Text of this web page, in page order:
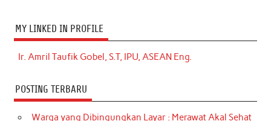
MY LINKED IN PROFILE
Ir. Amril Taufik Gobel, S.T, IPU, ASEAN Eng.
POSTING TERBARU
Warga yang Dibingungkan Layar : Merawat Akal Sehat